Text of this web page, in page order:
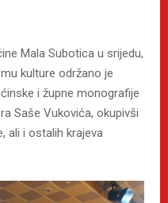
Mala Subotica u srijedu,
kulture održano je
i župne monografije
Saše Vukovića, okupivši
ali i ostalih krajeva